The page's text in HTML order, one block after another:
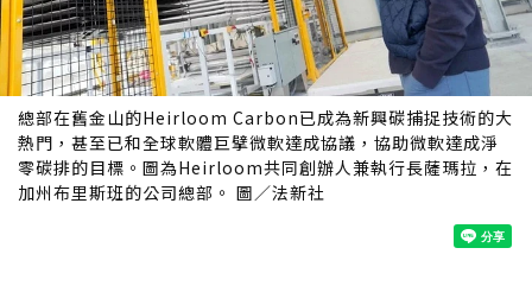
總部在舊金山的Heirloom Carbon已成為新興碳捕捉技術的大
熱門，甚至已和全球軟體巨擘微軟達成協議，協助微軟達成淨
零碳排的目標。圖為Heirloom共同創辦人兼執行長薩瑪拉，在
加州布里斯班的公司總部。 圖／法新社